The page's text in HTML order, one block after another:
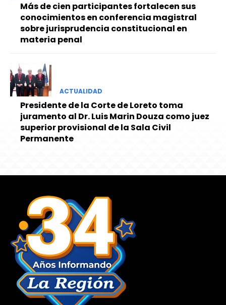
Más de cien participantes fortalecen sus
conocimientos en conferencia magistral
sobre jurisprudencia constitucional en
materia penal
ACTUALIDAD
Presidente de la Corte de Loreto toma
juramento al Dr. Luis Marin Douza como juez
superior provisional de la Sala Civil
Permanente